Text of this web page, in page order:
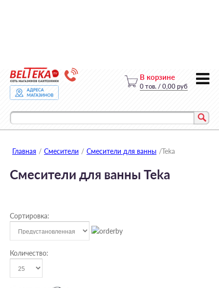
В корзине
Главная / Смесители / Смесители для ванны /Teka
Смесители для ванны Teka
Сортировка:
Количество: